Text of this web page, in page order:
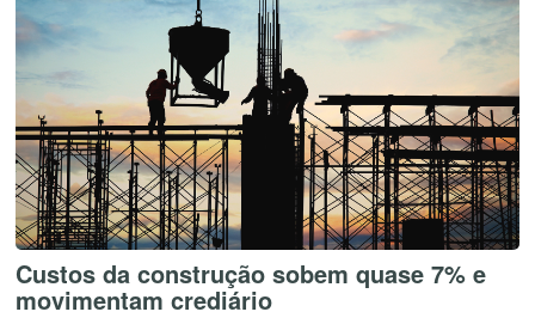
Custos da construção sobem quase 7% e
movimentam crediário